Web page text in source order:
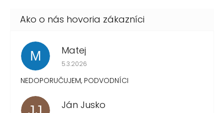
M Matej
Hodnotenie obchodu je 1 z 5 hviezdičiek.
5.3.2026
NEDOPORUČUJEM, PODVODNÍCI
Ján Jusko